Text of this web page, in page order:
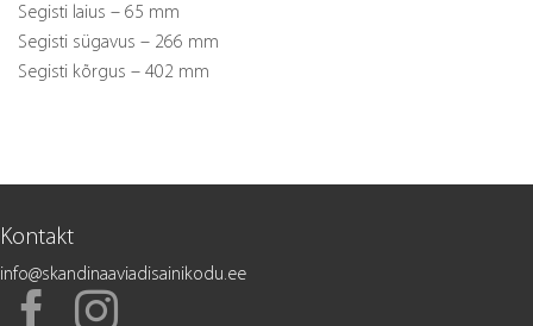
Segisti laius – 65 mm
Segisti sügavus – 266 mm
Segisti kõrgus – 402 mm
Kontakt
info@skandinaaviadisainikodu.ee